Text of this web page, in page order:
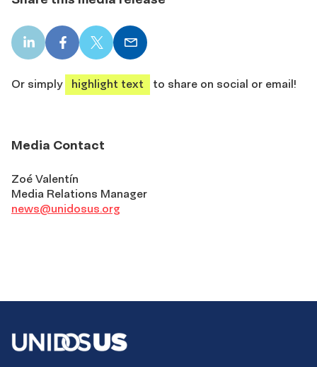
LinkedIn
share
Facebook
share
X
share
Email
share
Or simply
highlight text to share on social or email!
Media Contact
Zoé Valentín
Media Relations Manager
news@unidosus.org